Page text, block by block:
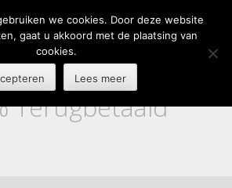
Terugbetaald
we cookies. Door deze website
gaat u akkoord met de plaatsing van
cookies.
Lees meer